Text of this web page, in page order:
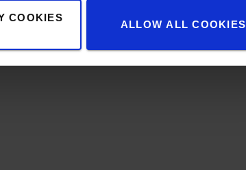
COOKIES
ALLOW ALL COOKIES